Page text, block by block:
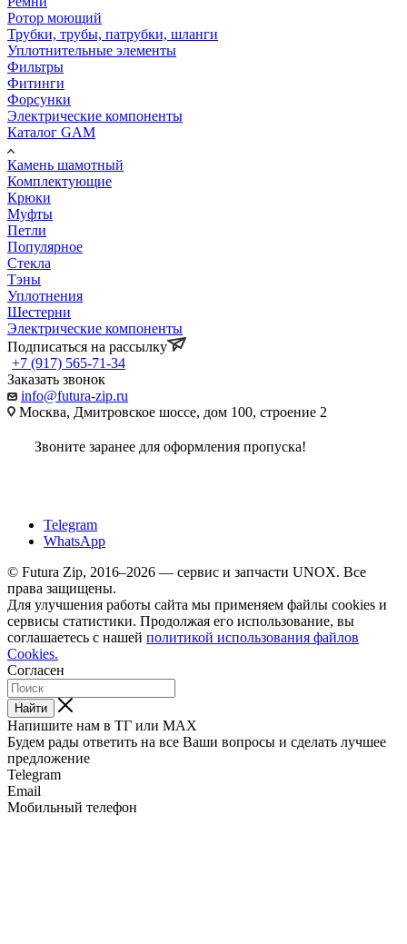
Ротор моющий
Трубки, трубы, патрубки, шланги
Уплотнительные элементы
Фильтры
Фитинги
Форсунки
Электрические компоненты
Каталог GAM
Камень шамотный
Комплектующие
Крюки
Муфты
Петли
Популярное
Стекла
Тэны
Уплотнения
Шестерни
Электрические компоненты
Подписаться на рассылку
+7 (917) 565-71-34
Заказать звонок
info@futura-zip.ru
Москва, Дмитровское шоссе, дом 100, строение 2
Звоните заранее для оформления пропуска!
Telegram
WhatsApp
© Futura Zip, 2016–2026 — сервис и запчасти UNOX. Все
права защищены.
Для улучшения работы сайта мы применяем файлы cookies и
сервисы статистики. Продолжая его использование, вы
соглашаетесь с нашей политикой использования файлов
Cookies.
Согласен
Найти
Напишите нам в ТГ или MAX
Будем рады ответить на все Ваши вопросы и сделать лучшее
предложение
Telegram
Email
Мобильный телефон